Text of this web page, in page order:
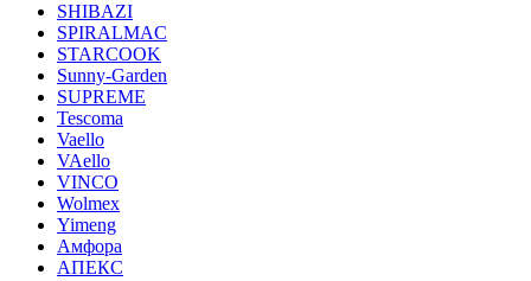
SHIBAZI
SPIRALMAC
STARCOOK
Sunny-Garden
SUPREME
Tescoma
Vaello
VAello
VINCO
Wolmex
Yimeng
Амфора
АПЕКС